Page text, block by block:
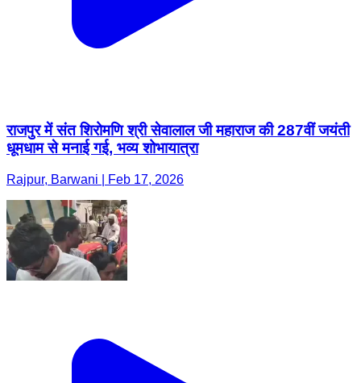
राजपुर में संत शिरोमणि श्री सेवालाल जी महाराज की 287वीं जयंती
धूमधाम से मनाई गई, भव्य शोभायात्रा
Rajpur, Barwani | Feb 17, 2026